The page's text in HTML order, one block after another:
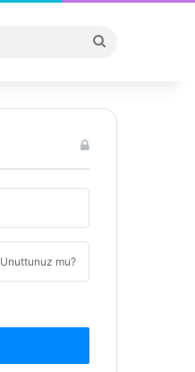
...
Unuttunuz mu?